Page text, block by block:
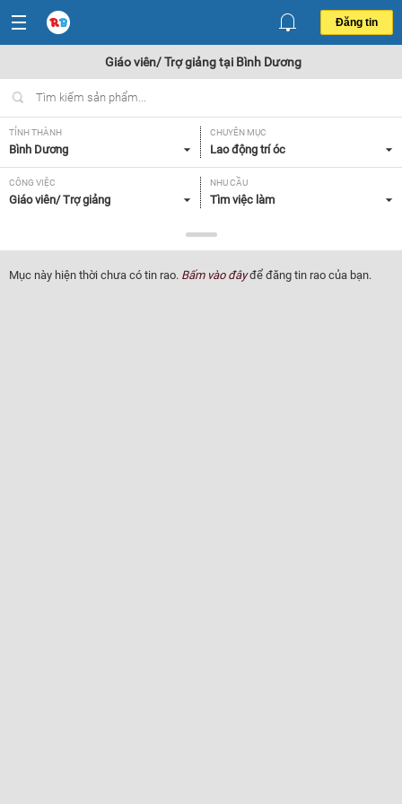
Đăng tin
Giáo viên/ Trợ giảng tại Bình Dương
TỈNH THÀNH
Bình Dương
CHUYÊN MỤC
Lao động trí óc
CÔNG VIỆC
Giáo viên/ Trợ giảng
NHU CẦU
Tìm việc làm
Tất cả
Mục này hiện thời chưa có tin rao. Bấm vào đâyđể đăng tin rao của bạn.